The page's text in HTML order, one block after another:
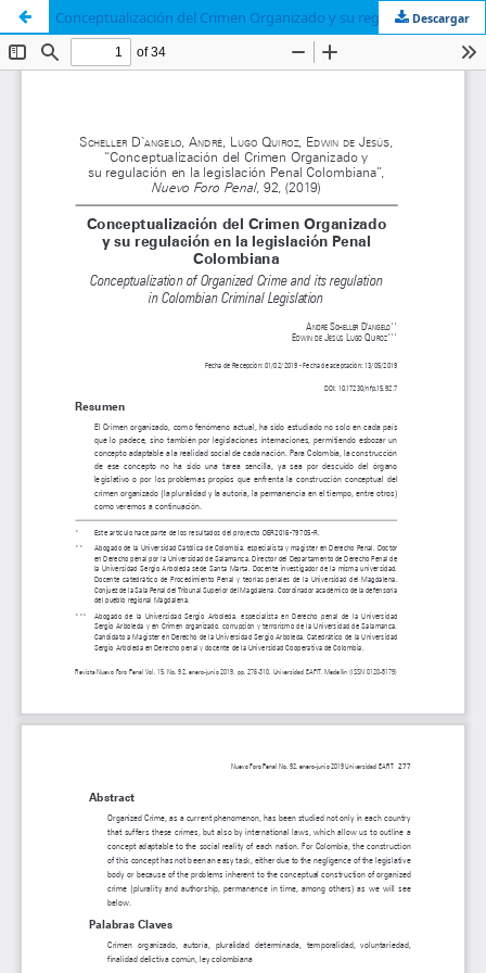
Conceptualización del Crimen Organizado y su regulación en la legislación Penal Colombiana
Descargar